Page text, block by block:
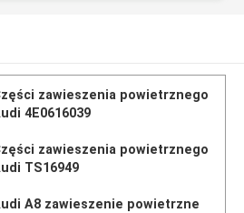
zawieszenia powietrznego
4E0616039
zawieszenia powietrznego
TS16949
A8 zawieszenie powietrzne